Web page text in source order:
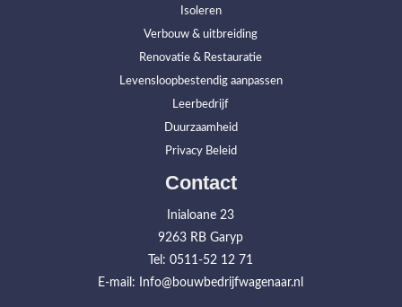
Isoleren
Verbouw & uitbreiding
Renovatie & Restauratie
Levensloopbestendig aanpassen
Leerbedrijf
Duurzaamheid
Privacy Beleid
Contact
Inialoane 23
9263 RB Garyp
Tel: 0511-52 12 71
E-mail: Info@bouwbedrijfwagenaar.nl